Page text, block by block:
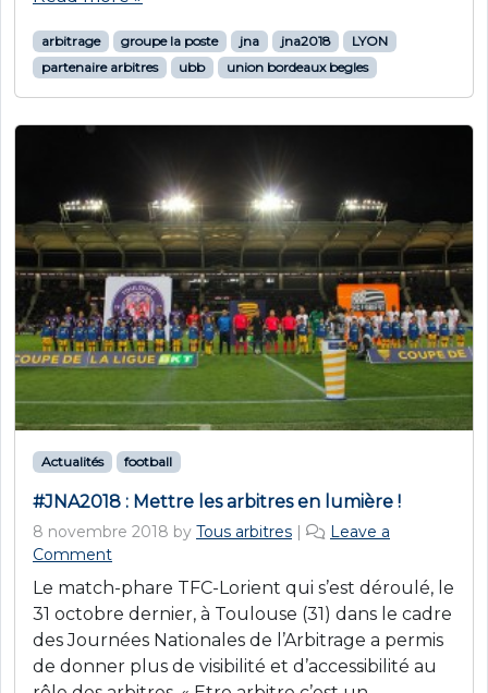
arbitrage groupe la poste jna jna2018
LYON
partenaire arbitres
ubb union bordeaux begles
Actualités football
#JNA2018 : Mettre les arbitres en lumière !
8 novembre 2018 by Tous arbitres |
Leave a
Comment
Le match-phare TFC-Lorient qui s’est déroulé, le
31 octobre dernier, à Toulouse (31) dans le cadre
des Journées Nationales de l’Arbitrage a permis
de donner plus de visibilité et d’accessibilité au